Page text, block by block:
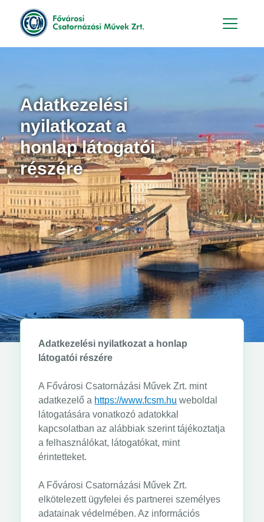
Adatkezelési
nyilatkozat a
honlap látogatói
részére
Adatkezelési nyilatkozat a honlap
látogatói részére
A Fővárosi Csatornázási Művek Zrt. mint
adatkezelő a https://www.fcsm.hu weboldal
látogatására vonatkozó adatokkal
kapcsolatban az alábbiak szerint tájékoztatja
a felhasználókat, látogatókat, mint
érintetteket.
A Fővárosi Csatornázási Művek Zrt.
elkötelezett ügyfelei és partnerei személyes
adatainak védelmében. Az információs